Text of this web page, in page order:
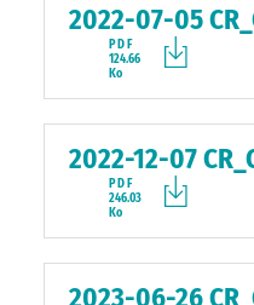
2022-07-05
PDF
124.66
Ko
2022-12-07
PDF
246.03
Ko
2023-06-26